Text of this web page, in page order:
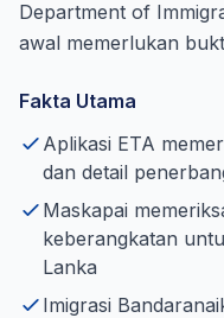
Department of
awal memerlukan
Fakta Utama
Aplikasi ETA
dan detail
Maskapai
keberangkatan
Lanka
Imigrasi